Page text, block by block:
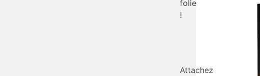
folie
!
Attachez